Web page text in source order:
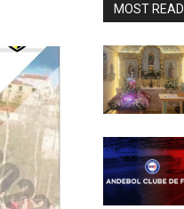
MOST READ